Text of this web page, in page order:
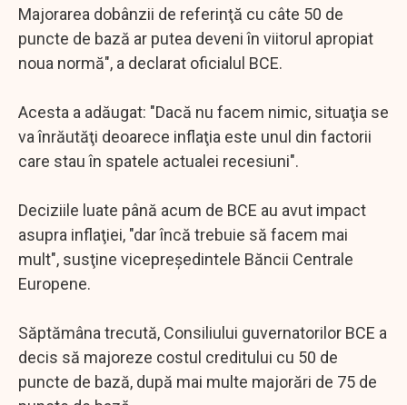
Majorarea dobânzii de referinţă cu câte 50 de
puncte de bază ar putea deveni în viitorul apropiat
noua normă", a declarat oficialul BCE.
Acesta a adăugat: "Dacă nu facem nimic, situaţia se
va înrăutăţi deoarece inflaţia este unul din factorii
care stau în spatele actualei recesiuni".
Deciziile luate până acum de BCE au avut impact
asupra inflaţiei, "dar încă trebuie să facem mai
mult", susţine vicepreşedintele Băncii Centrale
Europene.
Săptămâna trecută, Consiliului guvernatorilor BCE a
decis să majoreze costul creditului cu 50 de
puncte de bază, după mai multe majorări de 75 de